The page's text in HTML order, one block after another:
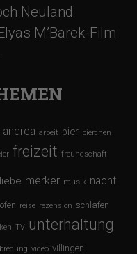
Neuland
M’Barek-Film
andrea arbeit bier bierchen
freizeit freundschaft
liebe merker musik nacht
reise rezension schlafen
TV unterhaltung
video villingen